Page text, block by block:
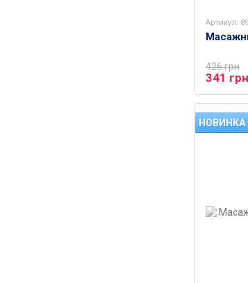
Артикул:
426 грн
341 грн
НОВИНКА